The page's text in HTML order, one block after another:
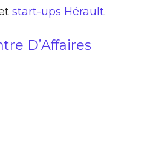
start-ups Hérault.
D’Affaires